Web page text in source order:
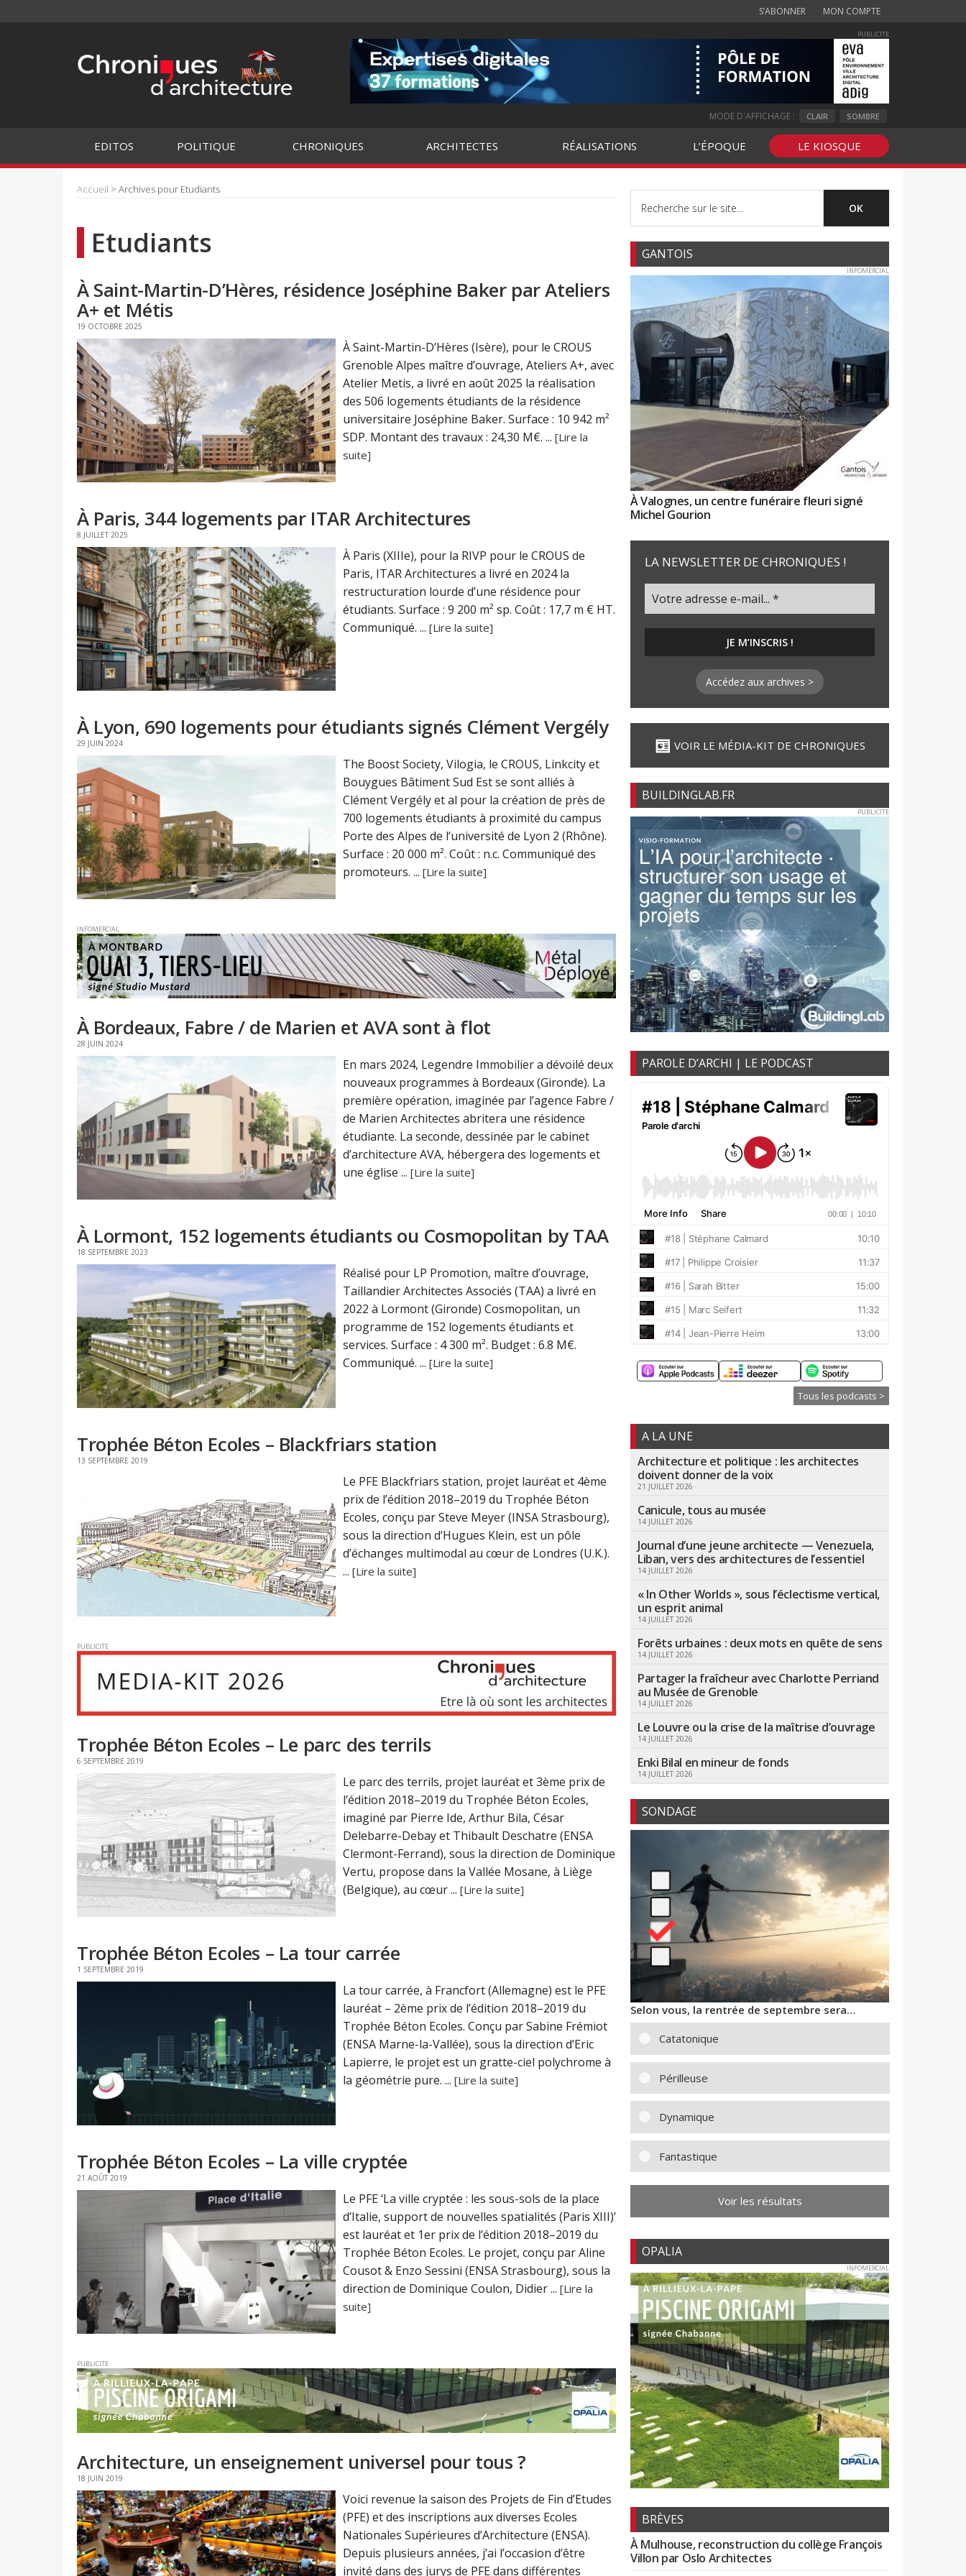
S’ABONNER MON COMPTE
PUBLICITE
MODE D'AFFICHAGE : CLAIR SOMBRE
EDITOS POLITIQUE CHRONIQUES ARCHITECTES RÉALISATIONS L’ÉPOQUE LE KIOSQUE
Accueil > Archives pour Etudiants
Etudiants
À Saint-Martin-D’Hères, résidence Joséphine Baker par Ateliers
A+ et Métis
19 OCTOBRE 2025
À Saint-Martin-D’Hères (Isère), pour le CROUS
Grenoble Alpes maître d’ouvrage, Ateliers A+, avec
Atelier Metis, a livré en août 2025 la réalisation
des 506 logements étudiants de la résidence
universitaire Joséphine Baker. Surface : 10 942 m²
SDP. Montant des travaux : 24,30 M€. ... [Lire la
suite]
À Paris, 344 logements par ITAR Architectures
8 JUILLET 2025
À Paris (XIIIe), pour la RIVP pour le CROUS de
Paris, ITAR Architectures a livré en 2024 la
restructuration lourde d’une résidence pour
étudiants. Surface : 9 200 m² sp. Coût : 17,7 m € HT.
Communiqué. ... [Lire la suite]
À Lyon, 690 logements pour étudiants signés Clément Vergély
29 JUIN 2024
The Boost Society, Vilogia, le CROUS, Linkcity et
Bouygues Bâtiment Sud Est se sont alliés à
Clément Vergély et al pour la création de près de
700 logements étudiants à proximité du campus
Porte des Alpes de l’université de Lyon 2 (Rhône).
Surface : 20 000 m². Coût : n.c. Communiqué des
promoteurs. ... [Lire la suite]
INFOMERCIAL
À Bordeaux, Fabre / de Marien et AVA sont à flot
28 JUIN 2024
En mars 2024, Legendre Immobilier a dévoilé deux
nouveaux programmes à Bordeaux (Gironde). La
première opération, imaginée par l’agence Fabre /
de Marien Architectes abritera une résidence
étudiante. La seconde, dessinée par le cabinet
d’architecture AVA, hébergera des logements et
une église ... [Lire la suite]
À Lormont, 152 logements étudiants ou Cosmopolitan by TAA
18 SEPTEMBRE 2023
Réalisé pour LP Promotion, maître d’ouvrage,
Taillandier Architectes Associés (TAA) a livré en
2022 à Lormont (Gironde) Cosmopolitan, un
programme de 152 logements étudiants et
services. Surface : 4 300 m². Budget : 6.8 M€.
Communiqué. ... [Lire la suite]
Trophée Béton Ecoles – Blackfriars station
13 SEPTEMBRE 2019
Le PFE Blackfriars station, projet lauréat et 4ème
prix de l’édition 2018–2019 du Trophée Béton
Ecoles, conçu par Steve Meyer (INSA Strasbourg),
sous la direction d’Hugues Klein, est un pôle
d’échanges multimodal au cœur de Londres (U.K.).
... [Lire la suite]
PUBLICITE
Trophée Béton Ecoles – Le parc des terrils
6 SEPTEMBRE 2019
Le parc des terrils, projet lauréat et 3ème prix de
l’édition 2018–2019 du Trophée Béton Ecoles,
imaginé par Pierre Ide, Arthur Bila, César
Delebarre-Debay et Thibault Deschatre (ENSA
Clermont-Ferrand), sous la direction de Dominique
Vertu, propose dans la Vallée Mosane, à Liège
(Belgique), au cœur ... [Lire la suite]
Trophée Béton Ecoles – La tour carrée
1 SEPTEMBRE 2019
La tour carrée, à Francfort (Allemagne) est le PFE
lauréat – 2ème prix de l’édition 2018–2019 du
Trophée Béton Ecoles. Conçu par Sabine Frémiot
(ENSA Marne-la-Vallée), sous la direction d’Eric
Lapierre, le projet est un gratte-ciel polychrome à
la géométrie pure. ... [Lire la suite]
Trophée Béton Ecoles – La ville cryptée
21 AOÛT 2019
Le PFE ‘La ville cryptée : les sous-sols de la place
d’Italie, support de nouvelles spatialités (Paris XIII)’
est lauréat et 1er prix de l’édition 2018–2019 du
Trophée Béton Ecoles. Le projet, conçu par Aline
Cousot & Enzo Sessini (ENSA Strasbourg), sous la
direction de Dominique Coulon, Didier ... [Lire la
suite]
PUBLICITE
Architecture, un enseignement universel pour tous ?
18 JUIN 2019
Voici revenue la saison des Projets de Fin d’Etudes
(PFE) et des inscriptions aux diverses Ecoles
Nationales Supérieures d’Architecture (ENSA).
Depuis plusieurs années, j’ai l’occasion d’être
invité dans des jurys de PFE dans différentes
GANTOIS
INFOMERCIAL
À Valognes, un centre funéraire fleuri signé
Michel Gourion
LA NEWSLETTER DE CHRONIQUES !
Accédez aux archives >
VOIR LE MÉDIA-KIT DE CHRONIQUES
BUILDINGLAB.FR
PUBLICITE
PAROLE D’ARCHI | LE PODCAST
Tous les podcasts >
A LA UNE
Architecture et politique : les architectes
doivent donner de la voix
21 JUILLET 2026
Canicule, tous au musée
14 JUILLET 2026
Journal d’une jeune architecte — Venezuela,
Liban, vers des architectures de l’essentiel
14 JUILLET 2026
« In Other Worlds », sous l’éclectisme vertical,
un esprit animal
14 JUILLET 2026
Forêts urbaines : deux mots en quête de sens
14 JUILLET 2026
Partager la fraîcheur avec Charlotte Perriand
au Musée de Grenoble
14 JUILLET 2026
Le Louvre ou la crise de la maîtrise d’ouvrage
14 JUILLET 2026
Enki Bilal en mineur de fonds
14 JUILLET 2026
SONDAGE
Selon vous, la rentrée de septembre sera…
Catatonique
Périlleuse
Dynamique
Fantastique
Voir les résultats
OPALIA
INFOMERCIAL
BRÈVES
À Mulhouse, reconstruction du collège François
Villon par Oslo Architectes